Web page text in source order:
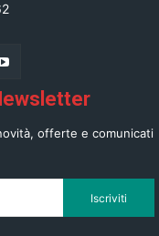
offerte e comunicati
Iscriviti